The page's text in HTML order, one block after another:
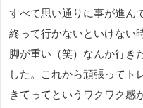
すべて思い通りに事が進ん
終って行かないといけない
脚が重い（笑）なんか行き
した。これから頑張ってト
きてってというワクワク感